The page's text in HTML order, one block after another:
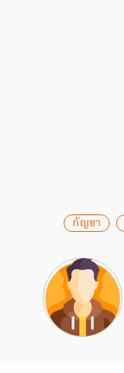
กัญชา